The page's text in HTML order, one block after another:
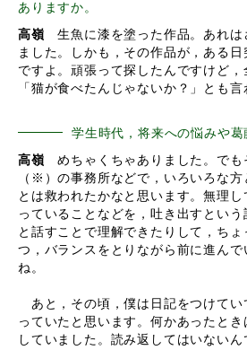
ありますか。
高嶺 生魚に漆を塗った作品。あれは
ました。しかも，その作品が，ある
ですよ。頑張って探したんですけど，
「猫が食べたんじゃないか？」とも言
学生時代，将来への悩みや葛
高嶺 めちゃくちゃありました。でも
（※）の事務所などで，いろいろな方
とは救われたかなと思います。無理
っていることなどを，吐き出すとい
と話すことで理解できたりして，ち
つ，バランスをとりながら前に進ん
ね。
あと，その頃，僕は日記をつけてい
っていたと思います。何かあったと
していました。読み返してはいない